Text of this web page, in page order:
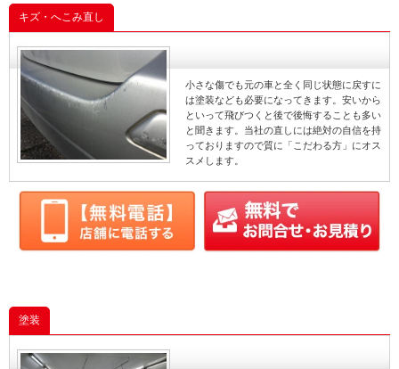
キズ・へこみ直し
小さな傷でも元の車と全く同じ状態に戻すに
は塗装なども必要になってきます。安いから
といって飛びつくと後で後悔することも多い
と聞きます。当社の直しには絶対の自信を持
っておりますので質に「こだわる方」にオス
スメします。
塗装